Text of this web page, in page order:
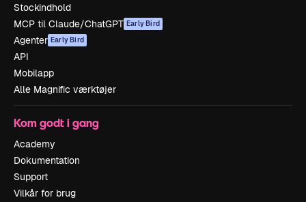
Stockindhold
MCP til Claude/ChatGPT Early Bird
Agenter Early Bird
API
Mobilapp
Alle Magnific værktøjer
Kom godt i gang
Academy
Dokumentation
Support
Vilkår for brug